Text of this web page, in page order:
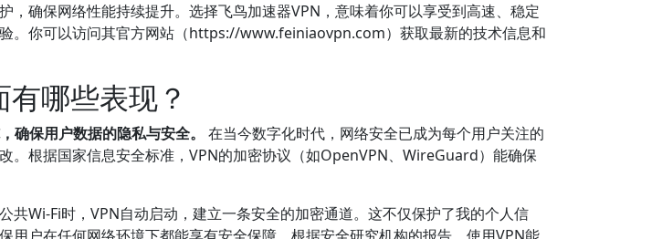
确保网络性能持续提升。选择飞鸟加速器VPN，意味着你可以享受到高速、稳定
。你可以访问其官方网站（https://www.feiniaovpn.com）获取最新的技术信息和
哪些表现？
确保用户数据的隐私与安全。
在当今数字化时代，网络安全已成为每个用户关注的
。根据国家信息安全标准，VPN的加密协议（如OpenVPN、WireGuard）能确保
Wi-Fi时，VPN自动启动，建立一条安全的加密通道。这不仅保护了我的个人信